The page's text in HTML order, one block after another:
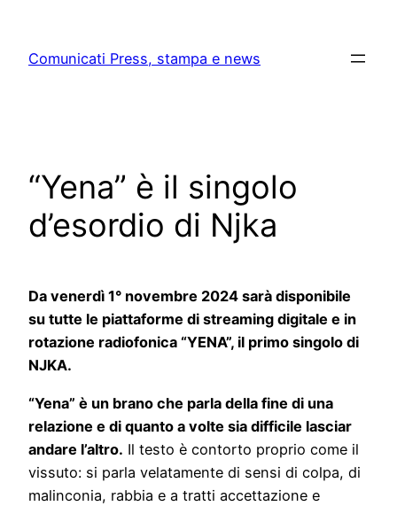
content
Comunicati Press, stampa e news
“Yena” è il singolo
d’esordio di Njka
Da venerdì 1° novembre 2024 sarà disponibile
su tutte le piattaforme di streaming digitale e in
rotazione radiofonica “YENA”, il primo singolo di
NJKA.
“Yena” è un brano che parla della fine di una
relazione e di quanto a volte sia difficile lasciar
andare l’altro. Il testo è contorto proprio come il
vissuto: si parla velatamente di sensi di colpa, di
malinconia, rabbia e a tratti accettazione e